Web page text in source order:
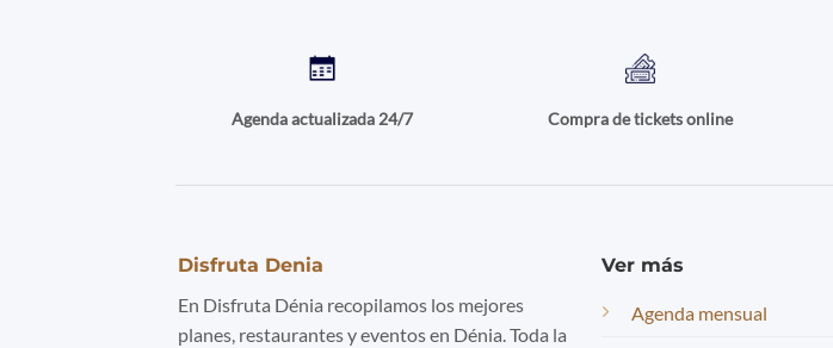
Agenda actualizada 24/7 Compra de tickets online
Disfruta Denia
En Disfruta Dénia recopilamos los mejores
planes, restaurantes y eventos en Dénia. Toda la
Ver más
Agenda mensual